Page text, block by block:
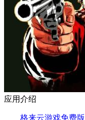
应用介绍
格来云游戏免费版